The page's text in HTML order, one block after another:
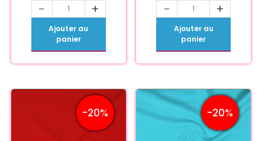
- +
Ajouter au
panier
- +
Ajouter au
panier
-20% -20%